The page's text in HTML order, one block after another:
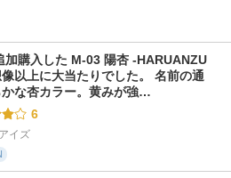
加購入した M-03 陽杏 -HARUANZU
以上に大当たりでした。 名前の通
かな杏カラー。黄みが強…
6
イズ